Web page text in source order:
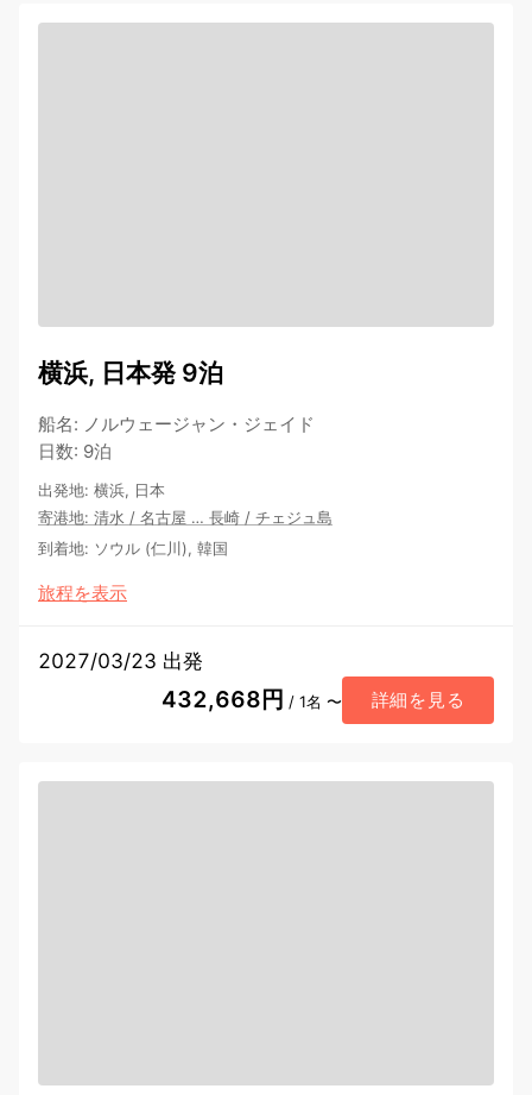
横浜, 日本発 9泊
船名: ノルウェージャン・ジェイド
日数: 9泊
出発地: 横浜, 日本
寄港地: 清水 / 名古屋 … 長崎 / チェジュ島
到着地: ソウル (仁川), 韓国
旅程を表示
2027/03/23 出発
432,668円 / 1名 〜 詳細を見る